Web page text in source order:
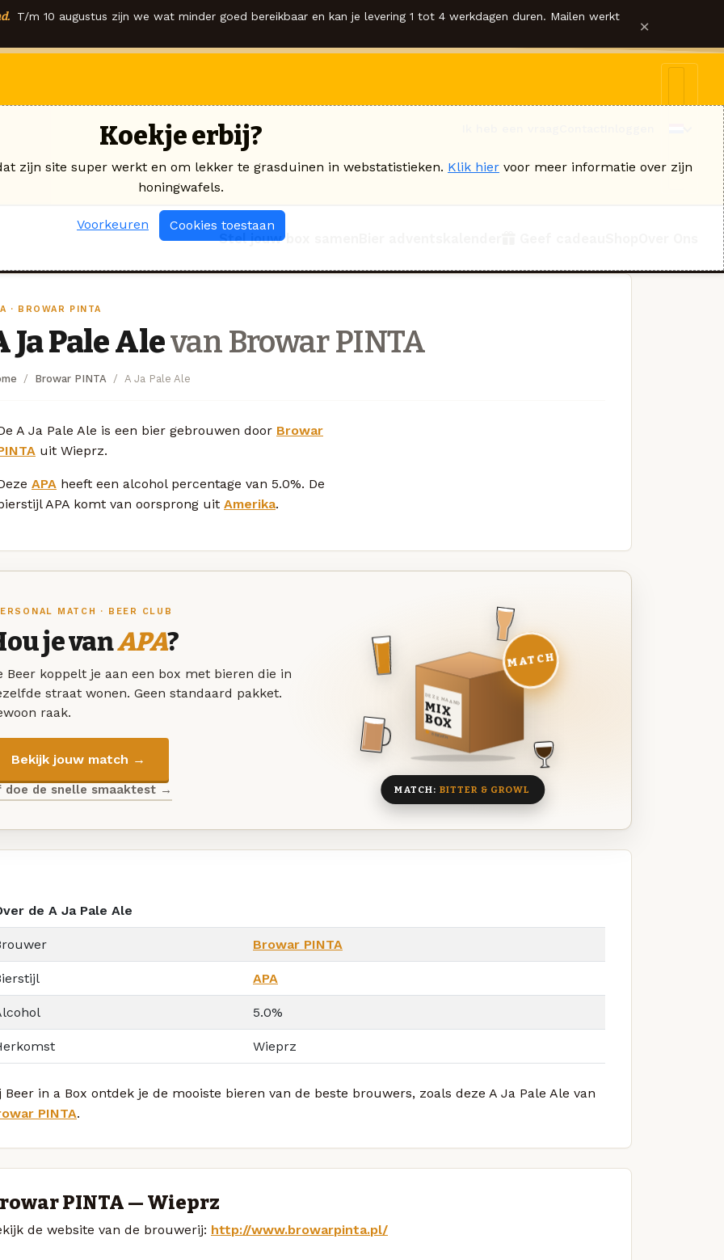
T/m 10 augustus zijn we wat minder goed bereikbaar en kan je levering 1 tot 4 werkdagen duren. Mailen werkt ×
Stel jouw box samen
· BROWAR PINTA
Ja Pale Alevan Browar PINTA
Browar PINTA A Ja Pale Ale
A Ja Pale Ale is een bier gebrouwen door Browar
uit Wieprz.
APA heeft een alcohol percentage van 5.0%. De
APA komt van oorsprong uit Amerika.
MATCH · BEER CLUB
je vanAPA?
Beer koppelt je aan een box met bieren die in
straat wonen. Geen standaard pakket.
raak.
Bekijk jouw match →
doe de snelle smaaktest →
DEZE MAAND
MIX
BOX
8 BIEREN
MATCH
MATCH: BITTER & GROWL
de A Ja Pale Ale
Browar PINTA
APA
5.0%
Wieprz
Beer in a Box ontdek je de mooiste bieren van de beste brouwers, zoals deze A Ja Pale Ale van
PINTA.
PINTA — Wieprz
de website van de brouwerij: http://www.browarpinta.pl/
Koekje erbij?
zijn site super werkt en om lekker te grasduinen in webstatistieken. Klik hier voor meer informatie over zijn
honingwafels.
Voorkeuren Cookies toestaan